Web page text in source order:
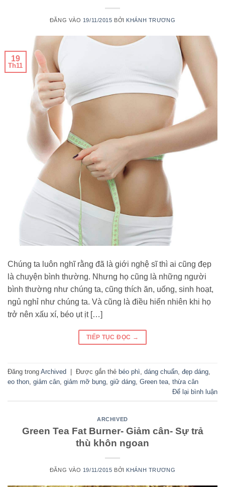
ĐĂNG VÀO 19/11/2015 BỞI KHÁNH TRƯƠNG
19
Th11
Chúng ta luôn nghĩ rằng đã là giới nghệ sĩ thì ai cũng đẹp
là chuyện bình thường. Nhưng họ cũng là những người
bình thường như chúng ta, cũng thích ăn, uống, sinh hoạt,
ngủ nghỉ như chúng ta. Và cũng là điều hiển nhiên khi họ
trở nên xấu xí, béo ụt ịt […]
TIẾP TỤC ĐỌC →
Đăng trong Archived Được gắn thẻ béo phì dáng chuẩn đẹp dáng
eo thon giảm cân giảm mỡ bụng giữ dáng Green tea thừa cân
Để lại bình luận
ARCHIVED
Green Tea Fat Burner- Giảm cân- Sự trả
thù khôn ngoan
ĐĂNG VÀO 19/11/2015 BỞI KHÁNH TRƯƠNG